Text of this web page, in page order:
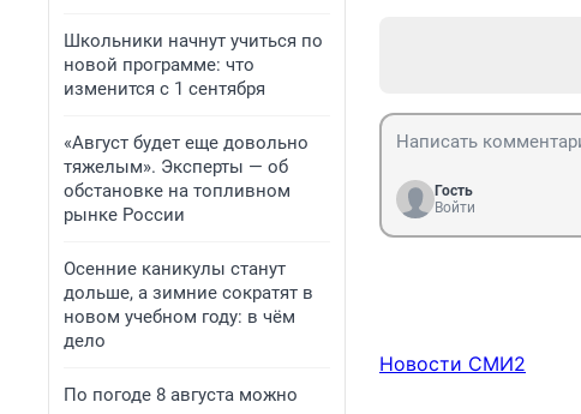
Школьники начнут учиться по
новой программе: что
изменится с 1 сентября
«Август будет еще довольно
тяжелым». Эксперты — об
обстановке на топливном
рынке России
Осенние каникулы станут
дольше, а зимние сократят в
новом учебном году: в чём
дело
По погоде 8 августа можно
Гость
Войти
Новости СМИ2